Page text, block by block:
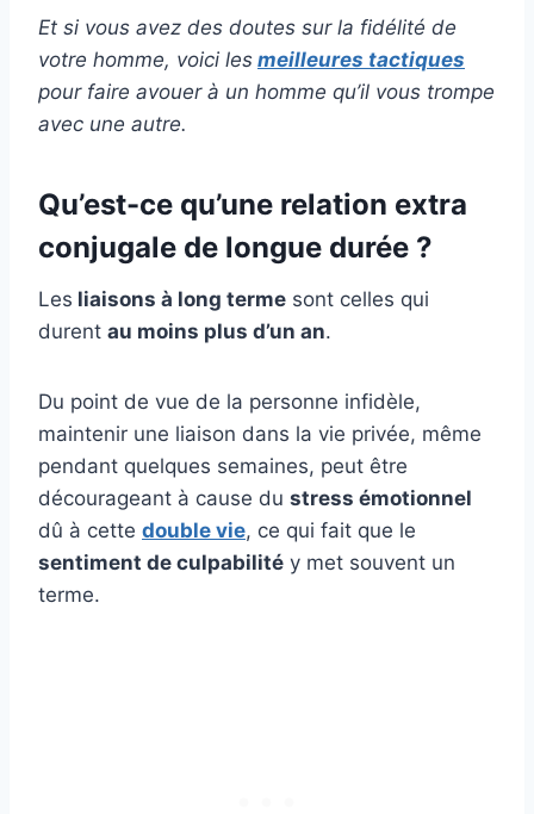
Et si vous avez des doutes sur la fidélité de
votre homme, voici les meilleures tactiques
pour faire avouer à un homme qu’il vous trompe
avec une autre.
Qu’est-ce qu’une relation extra
conjugale de longue durée ?
Les liaisons à long terme sont celles qui
durent au moins plus d’un an.
Du point de vue de la personne infidèle,
maintenir une liaison dans la vie privée, même
pendant quelques semaines, peut être
décourageant à cause du stress émotionnel
dû à cette double vie, ce qui fait que le
sentiment de culpabilité y met souvent un
terme.